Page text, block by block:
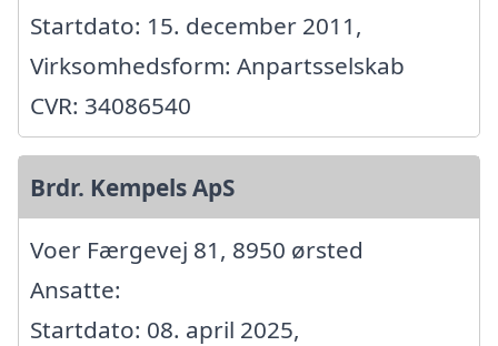
Startdato: 15. december 2011,
Virksomhedsform: Anpartsselskab
CVR: 34086540
Brdr. Kempels ApS
Voer Færgevej 81, 8950 ørsted
Ansatte:
Startdato: 08. april 2025,